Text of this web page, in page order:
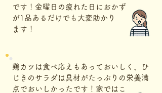
です！金曜日の疲れた日におかず
が1品あるだけでも大変助かり
ます！
鶏カツは食べ応えもあっておいしく、ひ
じきのサラダは具材がたっぷりの栄養満
点でおいしかったです！家ではこ